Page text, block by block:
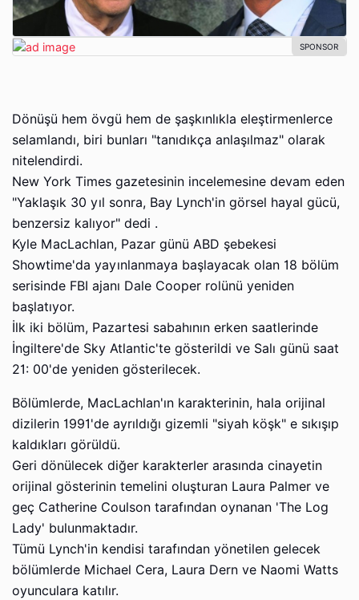
Dönüşü hem övgü hem de şaşkınlıkla eleştirmenlerce
selamlandı, biri bunları "tanıdıkça anlaşılmaz" olarak
nitelendirdi.
New York Times gazetesinin incelemesine devam eden
"Yaklaşık 30 yıl sonra, Bay Lynch'in görsel hayal gücü,
benzersiz kalıyor" dedi .
Kyle MacLachlan, Pazar günü ABD şebekesi
Showtime'da yayınlanmaya başlayacak olan 18 bölüm
serisinde FBI ajanı Dale Cooper rolünü yeniden
başlatıyor.
İlk iki bölüm, Pazartesi sabahının erken saatlerinde
İngiltere'de Sky Atlantic'te gösterildi ve Salı günü saat
21: 00'de yeniden gösterilecek.
Bölümlerde, MacLachlan'ın karakterinin, hala orijinal
dizilerin 1991'de ayrıldığı gizemli "siyah köşk" e sıkışıp
kaldıkları görüldü.
Geri dönülecek diğer karakterler arasında cinayetin
orijinal gösterinin temelini oluşturan Laura Palmer ve
geç Catherine Coulson tarafından oynanan 'The Log
Lady' bulunmaktadır.
Tümü Lynch'in kendisi tarafından yönetilen gelecek
bölümlerde Michael Cera, Laura Dern ve Naomi Watts
oyunculara katılır.